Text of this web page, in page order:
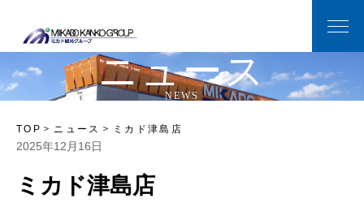
ニュース
NEWS
TOP ニュース ミカド津島店
2025年12月16日
ミカド津島店